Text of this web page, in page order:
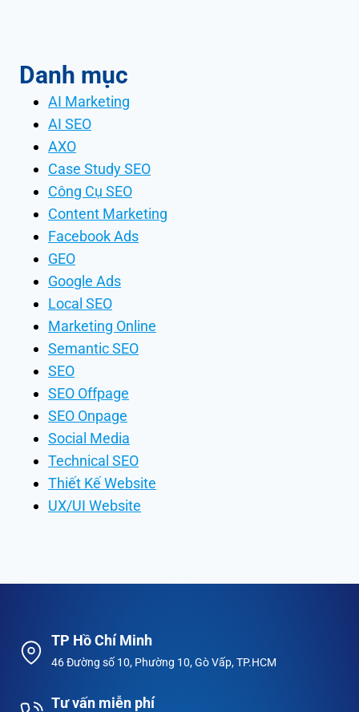
Danh mục
AI Marketing
AI SEO
AXO
Case Study SEO
Công Cụ SEO
Content Marketing
Facebook Ads
GEO
Google Ads
Local SEO
Marketing Online
Semantic SEO
SEO
SEO Offpage
SEO Onpage
Social Media
Technical SEO
Thiết Kế Website
UX/UI Website
TP Hồ Chí Minh
46 Đường số 10, Phường 10, Gò Vấp, TP.HCM
Tư vấn miễn phí